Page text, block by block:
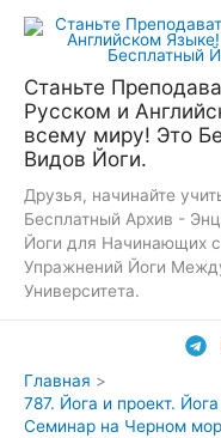
Перейти
Станьте
Русском и
всему миру! Это
Видов Йоги.
Друзья, начинайте
Бесплатный Архив -
Йоги для Начинающих
Упражнений Йоги
Университета.
Главная
787. Йога и проект.
Семинар на Черном